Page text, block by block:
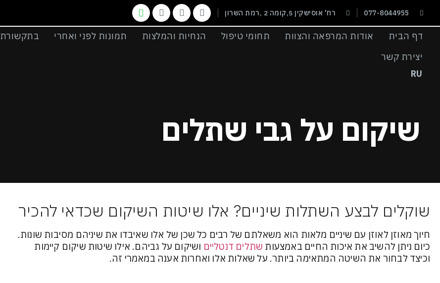
077-8044955 רח' אוסישקין 5,קומה 2 ,רמת השרון
דף הבית אודות המרפאה והצוות תחומי טיפול הנחיות והמלצות תמונות לפני ואחרי בתקשורת
יצירת קשר
RU
שיקום על גבי שתלים
שוקלים לבצע השתלות שיניים? אלו שיטות השיקום שכדאי להכיר
חיוך מאוזן לאוזן עם שיניים מלאות הוא משאלתם של רבים כל שכן של אלו שאיבדו את שיניהם מסיבות שונות.
כיום ניתן להשיב את איכות החיים באמצעות שתלים דנטליים ושיקום על גביהם. אילו שיטות שיקום קיימות
וכיצד לבחור את השיטה המתאימה ביותר. על שאלות אלו ואחרות אענה במאמרי זה.